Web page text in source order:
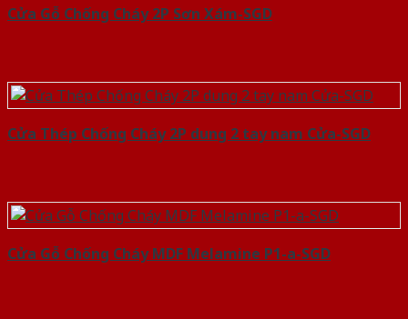
Cửa Gỗ Chống Cháy 2P Sơn Xám-SGD
Cửa Thép Chống Cháy 2P dung 2 tay nam Cửa-SGD
Cửa Gỗ Chống Cháy MDF Melamine P1-a-SGD